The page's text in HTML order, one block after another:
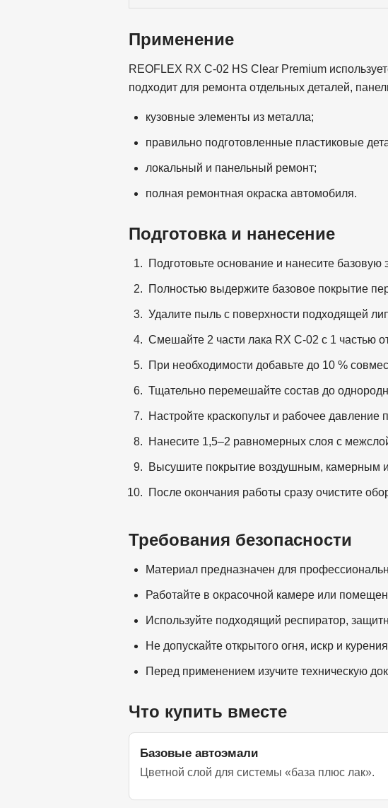
Применение
REOFLEX RX C-02 HS Clear Premium
подходит для ремонта отдельных деталей,
кузовные элементы из металла;
правильно подготовленные пластиковые
локальный и панельный ремонт;
полная ремонтная окраска автомобиля.
Подготовка и нанесение
Подготовьте основание и нанесите
Полностью выдержите базовое покрытие
Удалите пыль с поверхности подходящей
Смешайте 2 части лака RX C-02 с 1 частью
При необходимости добавьте до 10 %
Тщательно перемешайте состав до
Настройте краскопульт и рабочее давление
Нанесите 1,5–2 равномерных слоя с
Высушите покрытие воздушным, камерным
После окончания работы сразу очистите
Требования безопасности
Материал предназначен для
Работайте в окрасочной камере или
Используйте подходящий респиратор,
Не допускайте открытого огня, искр и
Перед применением изучите техническую
Что купить вместе
Базовые автоэмали
Цветной слой для системы «база плюс лак».